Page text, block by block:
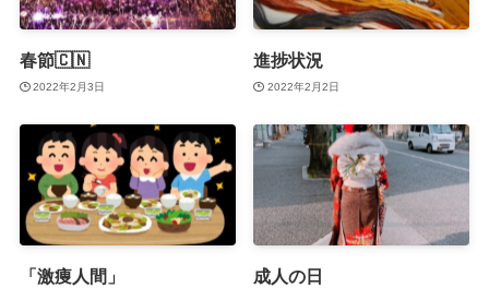
春節🇨🇳
2022年2月3日
進捗状況
2022年2月2日
「激痩人間」 成人の日